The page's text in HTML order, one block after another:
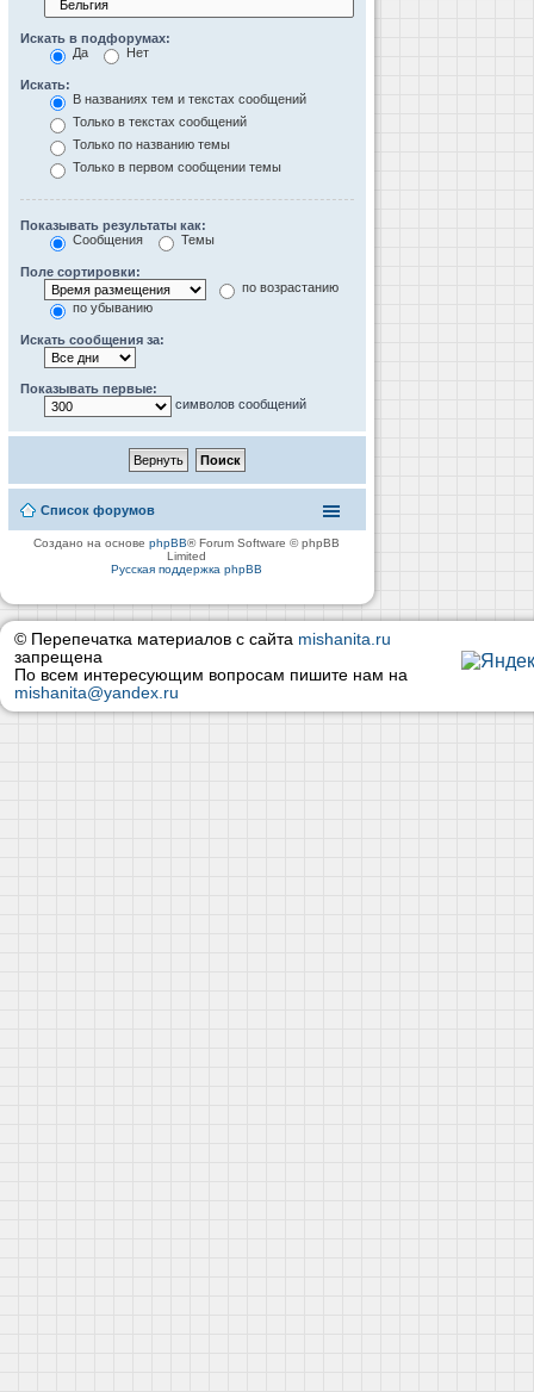
Искать в подфорумах:
Да
Нет
Искать:
В названиях тем и текстах сообщений
Только в текстах сообщений
Только по названию темы
Только в первом сообщении темы
Показывать результаты как:
Сообщения
Темы
Поле сортировки:
по возрастанию
по убыванию
Искать сообщения за:
Показывать первые:
символов сообщений
Список форумов
Создано на основеphpBB® Forum Software © phpBB
Limited
Русская поддержка phpBB
© Перепечатка материалов с сайта mishanita.ru
запрещена
По всем интересующим вопросам пишите нам на
mishanita@yandex.ru